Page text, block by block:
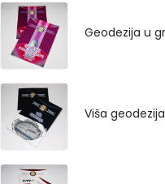
Viša geodezija